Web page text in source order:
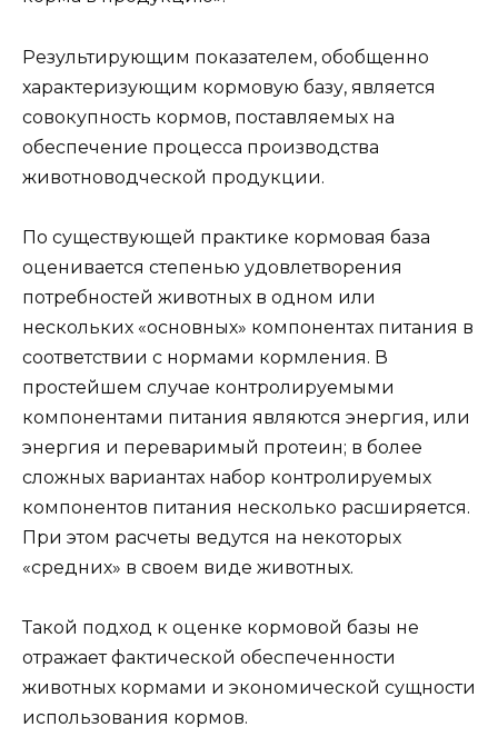
Результирующим показателем, обобщенно
характеризующим кормовую базу, является
совокупность кормов, поставляемых на
обеспечение процесса производства
животноводческой продукции.
По существующей практике кормовая база
оценивается степенью удовлетворения
потребностей животных в одном или
нескольких «основных» компонентах питания в
соответствии с нормами кормления. В
простейшем случае контролируемыми
компонентами питания являются энергия, или
энергия и переваримый протеин; в более
сложных вариантах набор контролируемых
компонентов питания несколько расширяется.
При этом расчеты ведутся на некоторых
«средних» в своем виде животных.
Такой подход к оценке кормовой базы не
отражает фактической обеспеченности
животных кормами и экономической сущности
использования кормов.